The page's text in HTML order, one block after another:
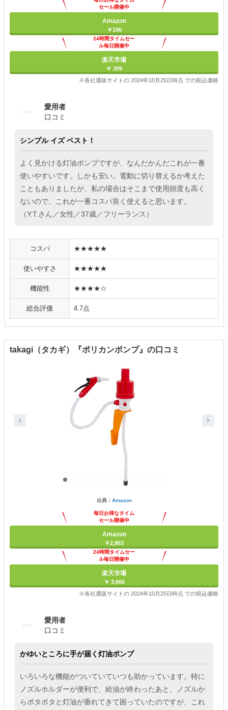
セール開催中
Amazon
￥186
24時間タイムセー
ル毎日開催中
楽天市場
￥ 309
※各社通販サイトの 2024年10月25日時点 での税込価格
愛用者
口コミ
シンプル イズ ベスト！
よく見かける灯油ポンプですが、なんだかんだこれが一番
使いやすいです。しかも安い。電動に切り替えるか考えた
こともありましたが、私の場合はそこまで使用頻度も高く
ないので、これが一番コスパ良く使えると思います。
（Y.T.さん／女性／37歳／フリーランス）
コスパ ★★★★★
使いやすさ ★★★★★
機能性 ★★★★☆
総合評価 4.7点
takagi（タカギ）『ポリカンポンプ』の口コミ
出典： Amazon
毎日お得なタイム
セール開催中
Amazon
￥2,863
24時間タイムセー
ル毎日開催中
楽天市場
￥ 3,666
※各社通販サイトの 2024年10月25日時点 での税込価格
愛用者
口コミ
かゆいところに手が届く灯油ポンプ
いろいろな機能がついていていつも助かっています。特に
ノズルホルダーが便利で、給油が終わったあと、ノズルか
らポタポタと灯油が垂れてきて困っていたのですが、これ